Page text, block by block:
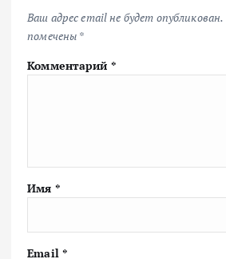
Ваш адрес email не будет опубликован.
помечены *
Комментарий *
Имя *
Email *